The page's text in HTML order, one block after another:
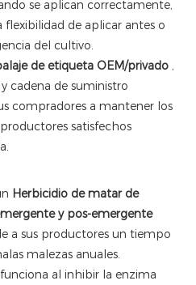
se aplican correctamente,
de aplicar antes o
del cultivo.
de etiqueta OEM/privado ,
cadena de suministro
compradores a mantener los
satisfechos
Herbicidio de matar de
y pos-emergente
a sus productores un tiempo
malezas anuales.
al inhibir la enzima